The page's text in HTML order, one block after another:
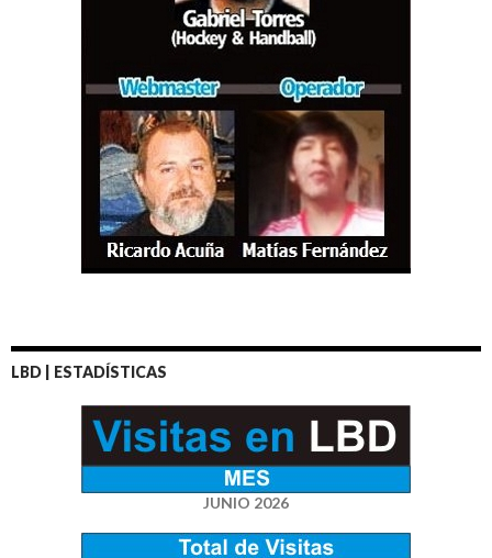
LBD | ESTADÍSTICAS
JUNIO 2026